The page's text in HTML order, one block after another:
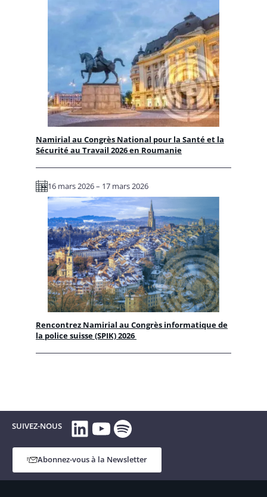
Namirial au Congrès National pour la Santé et la
Sécurité au Travail 2026 en Roumanie
16 mars 2026 – 17 mars 2026
Rencontrez Namirial au Congrès informatique de
la police suisse (SPIK) 2026
SUIVEZ-NOUS LinkedIn
YouTube
Spotify
Abonnez-vous à la Newsletter